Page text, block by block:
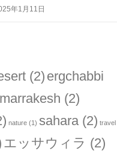
年1月11日
(2) ergchabbi
marrakesh (2)
nature (1) sahara (2) travel
エッサウィラ (2)